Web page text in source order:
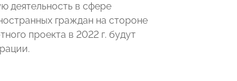
деятельность в сфере
граждан на стороне
проекта в 2022 г. будут